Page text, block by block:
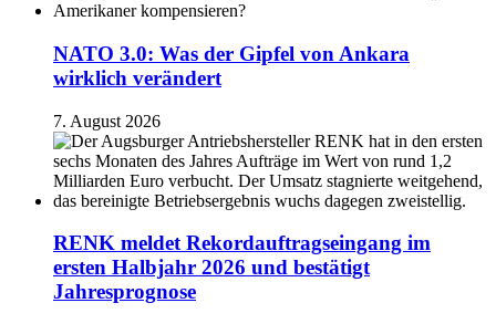
NATO 3.0: Was der Gipfel von Ankara
wirklich verändert
7. August 2026
RENK meldet Rekordauftragseingang im
ersten Halbjahr 2026 und bestätigt
Jahresprognose